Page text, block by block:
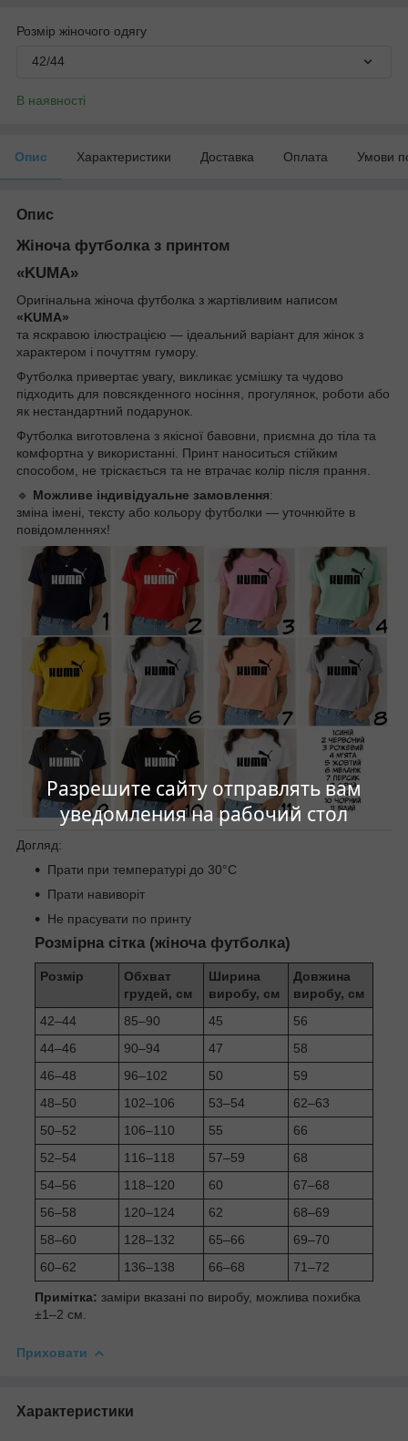
Разрешите сайту отправлять вам
уведомления на рабочий стол
Розмір жіночого одягу
42/44
В наявності
Опис Характеристики Доставка Оплата Умови
Опис
Жіноча футболка з принтом
«KUMA»
Оригінальна жіноча футболка з жартівливим написом
«KUMA»
та яскравою ілюстрацією — ідеальний варіант для жінок з
характером і почуттям гумору.
Футболка привертає увагу, викликає усмішку та чудово
підходить для повсякденного носіння, прогулянок, роботи або
як нестандартний подарунок.
Футболка виготовлена з якісної бавовни, приємна до тіла та
комфортна у використанні. Принт наноситься стійким
способом, не тріскається та не втрачає колір після прання.
🔹 Можливе індивідуальне замовлення:
зміна імені, тексту або кольору футболки — уточнюйте в
повідомленнях!
Догляд:
Прати при температурі до 30°C
Прати навиворіт
Не прасувати по принту
Розмірна сітка (жіноча футболка)
Розмір
Обхват
грудей, см
Ширина
виробу, см
Довжина
виробу, см
42–44
85–90 45
56
44–46
90–94 47
58
46–48
96–102 50
59
48–50
102–106 53–54
62–63
50–52
106–110 55
66
52–54
116–118 57–59
68
54–56
118–120 60
67–68
56–58
120–124 62
68–69
58–60
128–132 65–66
69–70
60–62
136–138 66–68 71–72
Примітка: заміри вказані по виробу, можлива похибка
±1–2 см.
Приховати
Характеристики